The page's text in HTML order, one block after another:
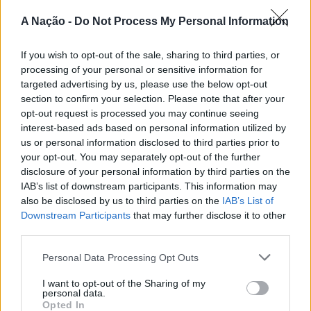
A Nação - Do Not Process My Personal Information
If you wish to opt-out of the sale, sharing to third parties, or
processing of your personal or sensitive information for
targeted advertising by us, please use the below opt-out
section to confirm your selection. Please note that after your
opt-out request is processed you may continue seeing
interest-based ads based on personal information utilized by
us or personal information disclosed to third parties prior to
your opt-out. You may separately opt-out of the further
disclosure of your personal information by third parties on the
IAB’s list of downstream participants. This information may
also be disclosed by us to third parties on the IAB’s List of
Downstream Participants that may further disclose it to other
Personal Data Processing Opt Outs
I want to opt-out of the Sharing of my
personal data.
Opted In
passa também por Sines, Peniche, Viana do Castelo, Vila
Nova de Milfontes e Ericeira.
A iniciativa pretende aproximar a prática dos desportos
de vento das comunidades costeiras, promovendo o
território através do mar e das suas condições naturais.
Nas palavras de Pedro Mota, De todas as etapas do
Nortada Ocean Rides, este evento é o que mais precisa
da “nortada” como apoio, porque sem vento não há
kitesurf.
A presença da Nortada vai mais uma vez, alem da
competição. O que queremos é fazer parte deste
movimento que promove o encontro entre atletas,
visitantes e a comunidade local. Que a marca Nortada
esteja presente de uma forma natural e quase obvia,
Esposende com o vento e o mar, refere o CEO da
Nortada.
ATUALIDADE
Cinco projetos de Cascais finalistas
em iniciativa europeia
Publicado 23 horas atrás
05/08/2026
Por Ígor Lopes
Vencedores serão anunciados no “Innovation in Politics
Congressos do Estoril.